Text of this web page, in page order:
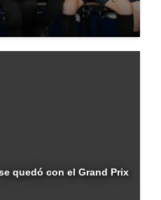
quedó con el Grand Prix